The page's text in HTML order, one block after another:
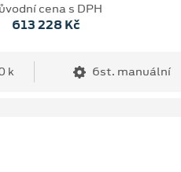
cena s DPH
613 228 Kč
k 6st. manuální